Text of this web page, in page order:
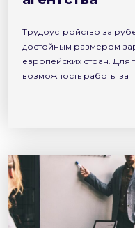
Трудоустройство за
достойным размером
европейских стран. Для
возможность работы за
сотрудничать с